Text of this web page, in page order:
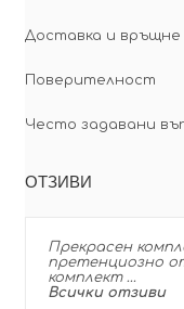
Доставка и връщне
Поверителност
Често задавани
ОТЗИВИ
Прекрасен
претенциозно
комплект …
Всички отзиви